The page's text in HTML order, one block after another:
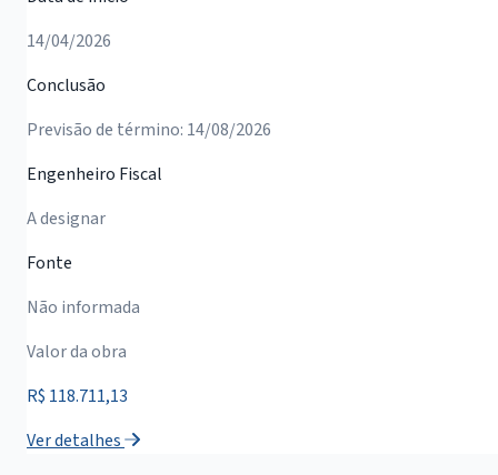
14/04/2026
Conclusão
Previsão de término: 14/08/2026
Engenheiro Fiscal
A designar
Fonte
Não informada
Valor da obra
R$ 118.711,13
Ver detalhes